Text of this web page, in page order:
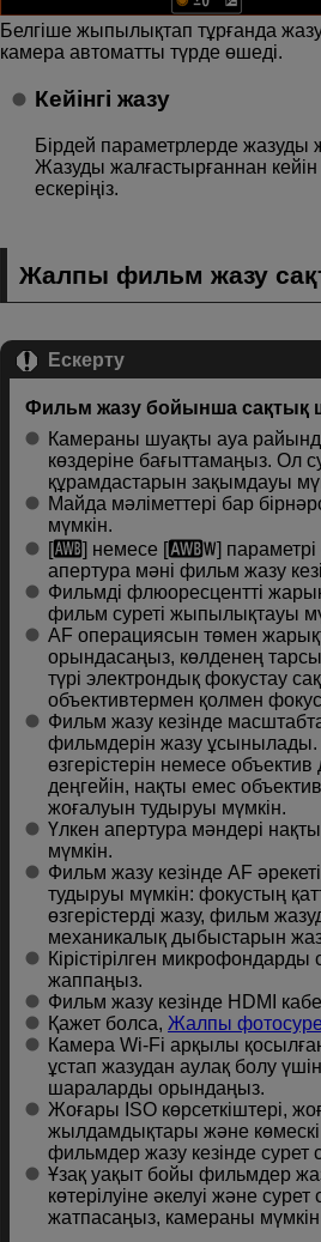
Белгіше жыпылықтап тұрғанда
камера автоматты түрде өшеді.
Кейінгі жазу
Бірдей параметрлерде жазуды
Жазуды жалғастырғаннан кейін
ескеріңіз.
Жалпы фильм жазу
Ескерту
Фильм жазу бойынша сақтық
Камераны шуақты ауа
көздеріне бағыттамаңыз. Ол
құрамдастарын зақымдауы
Майда мәліметтері бар
мүмкін.
[
] немесе [
]
апертура мәні фильм жазу
Фильмді флюоресцентті
фильм суреті жыпылықтауы
AF операциясын төмен
орындасаңыз, көлденең
түрі электрондық фокустау
объективтермен қолмен
Фильм жазу кезінде
фильмдерін жазу ұсынылады.
өзгерістерін немесе
деңгейін, нақты емес
жоғалуын тудыруы мүмкін.
Үлкен апертура мәндері
мүмкін.
Фильм жазу кезінде AF
тудыруы мүмкін: фокустың
өзгерістерді жазу, фильм
механикалық дыбыстарын
Кірістірілген
жаппаңыз.
Фильм жазу кезінде HDMI
Қажет болса, Жалпы
Камера Wi-Fi арқылы
ұстап жазудан аулақ болу
шараларды орындаңыз.
Жоғары ISO көрсеткіштері,
жылдамдықтары және көмескі
фильмдер жазу кезінде
Ұзақ уақыт бойы фильмдер
көтерілуіне әкелуі және
жатпасаңыз, камераны мүмкін